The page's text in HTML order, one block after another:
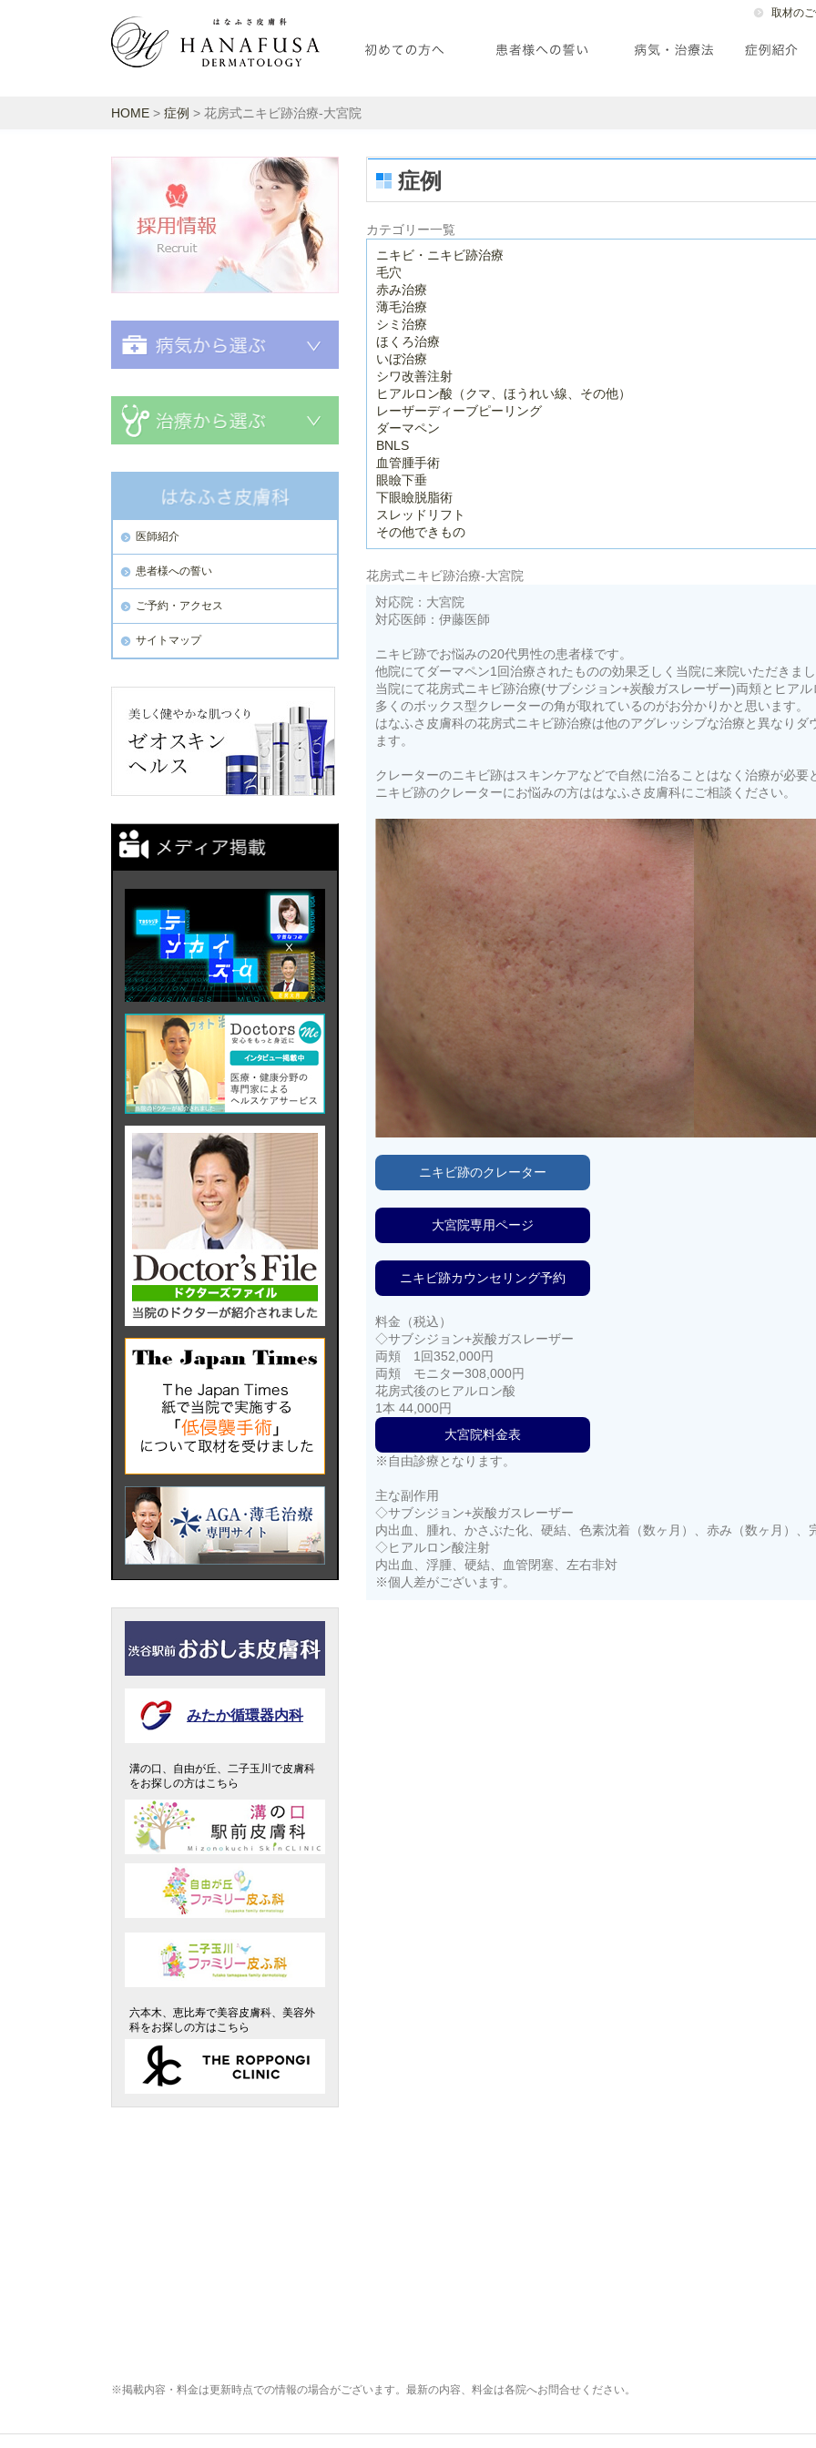
取材の
HOME > 症例 > 花房式ニキビ跡治療-大宮院
症例
カテゴリー一覧
ニキビ・ニキビ跡治療
毛穴
赤み治療
薄毛治療
シミ治療
ほくろ治療
いぼ治療
シワ改善注射
ヒアルロン酸（クマ、ほうれい線、その他）
レーザーディーブピーリング
ダーマペン
BNLS
血管腫手術
眼瞼下垂
下眼瞼脱脂術
スレッドリフト
その他できもの
花房式ニキビ跡治療-大宮院
対応院：大宮院
対応医師：伊藤医師
ニキビ跡でお悩みの20代男性の患者様です。
他院にてダーマペン1回治療されたものの効果乏しく当院に来院いただきまし
当院にて花房式ニキビ跡治療(サブシジョン+炭酸ガスレーザー)両頬とヒア
多くのボックス型クレーターの角が取れているのがお分かりかと思います。
はなふさ皮膚科の花房式ニキビ跡治療は他のアグレッシブな治療と異なり
ます。
クレーターのニキビ跡はスキンケアなどで自然に治ることはなく治療が必要
ニキビ跡のクレーターにお悩みの方ははなふさ皮膚科にご相談ください。
ニキビ跡のクレーター
大宮院専用ページ
ニキビ跡カウンセリング予約
料金（税込）
◇サブシジョン+炭酸ガスレーザー
両頬 1回352,000円
両頬 モニター308,000円
花房式後のヒアルロン酸
1本 44,000円
大宮院料金表
※自由診療となります。
主な副作用
◇サブシジョン+炭酸ガスレーザー
内出血、腫れ、かさぶた化、硬結、色素沈着（数ヶ月）、赤み（数ヶ月）、
◇ヒアルロン酸注射
内出血、浮腫、硬結、血管閉塞、左右非対
※個人差がございます。
採用情報
医師紹介
患者様への誓い
ご予約・アクセス
サイトマップ
みたか循環器内科
溝の口、自由が丘、二子玉川で皮膚科
をお探しの方はこちら
六本木、恵比寿で美容皮膚科、美容外
科をお探しの方はこちら
※掲載内容・料金は更新時点での情報の場合がございます。最新の内容、料金は各院へお問合せください。